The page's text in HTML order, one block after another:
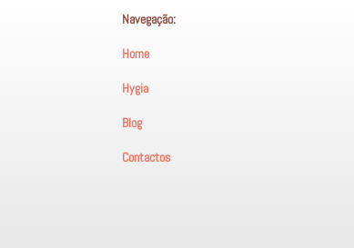
Navegação:
Home
Hygia
Blog
Contactos